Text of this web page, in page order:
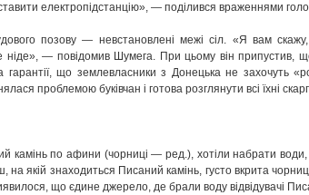
електропідстанцію», — поділився враженнями
позову — невстановлені межі сіл. «Я вам
ніде», — повідомив Шумега. При цьому він припустив,
що землевласники з Донецька не захочуть
проблемою буківчан і готова розглянути всі їхні
камінь по афини (чорниці — ред.), хотіли набрати води,
якій знаходиться Писаний камінь, густо вкрита
що єдине джерело, де брали воду відвідувачі